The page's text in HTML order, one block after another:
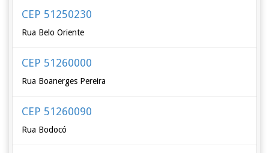
CEP 51250230
Rua Belo Oriente
CEP 51260000
Rua Boanerges Pereira
CEP 51260090
Rua Bodocó